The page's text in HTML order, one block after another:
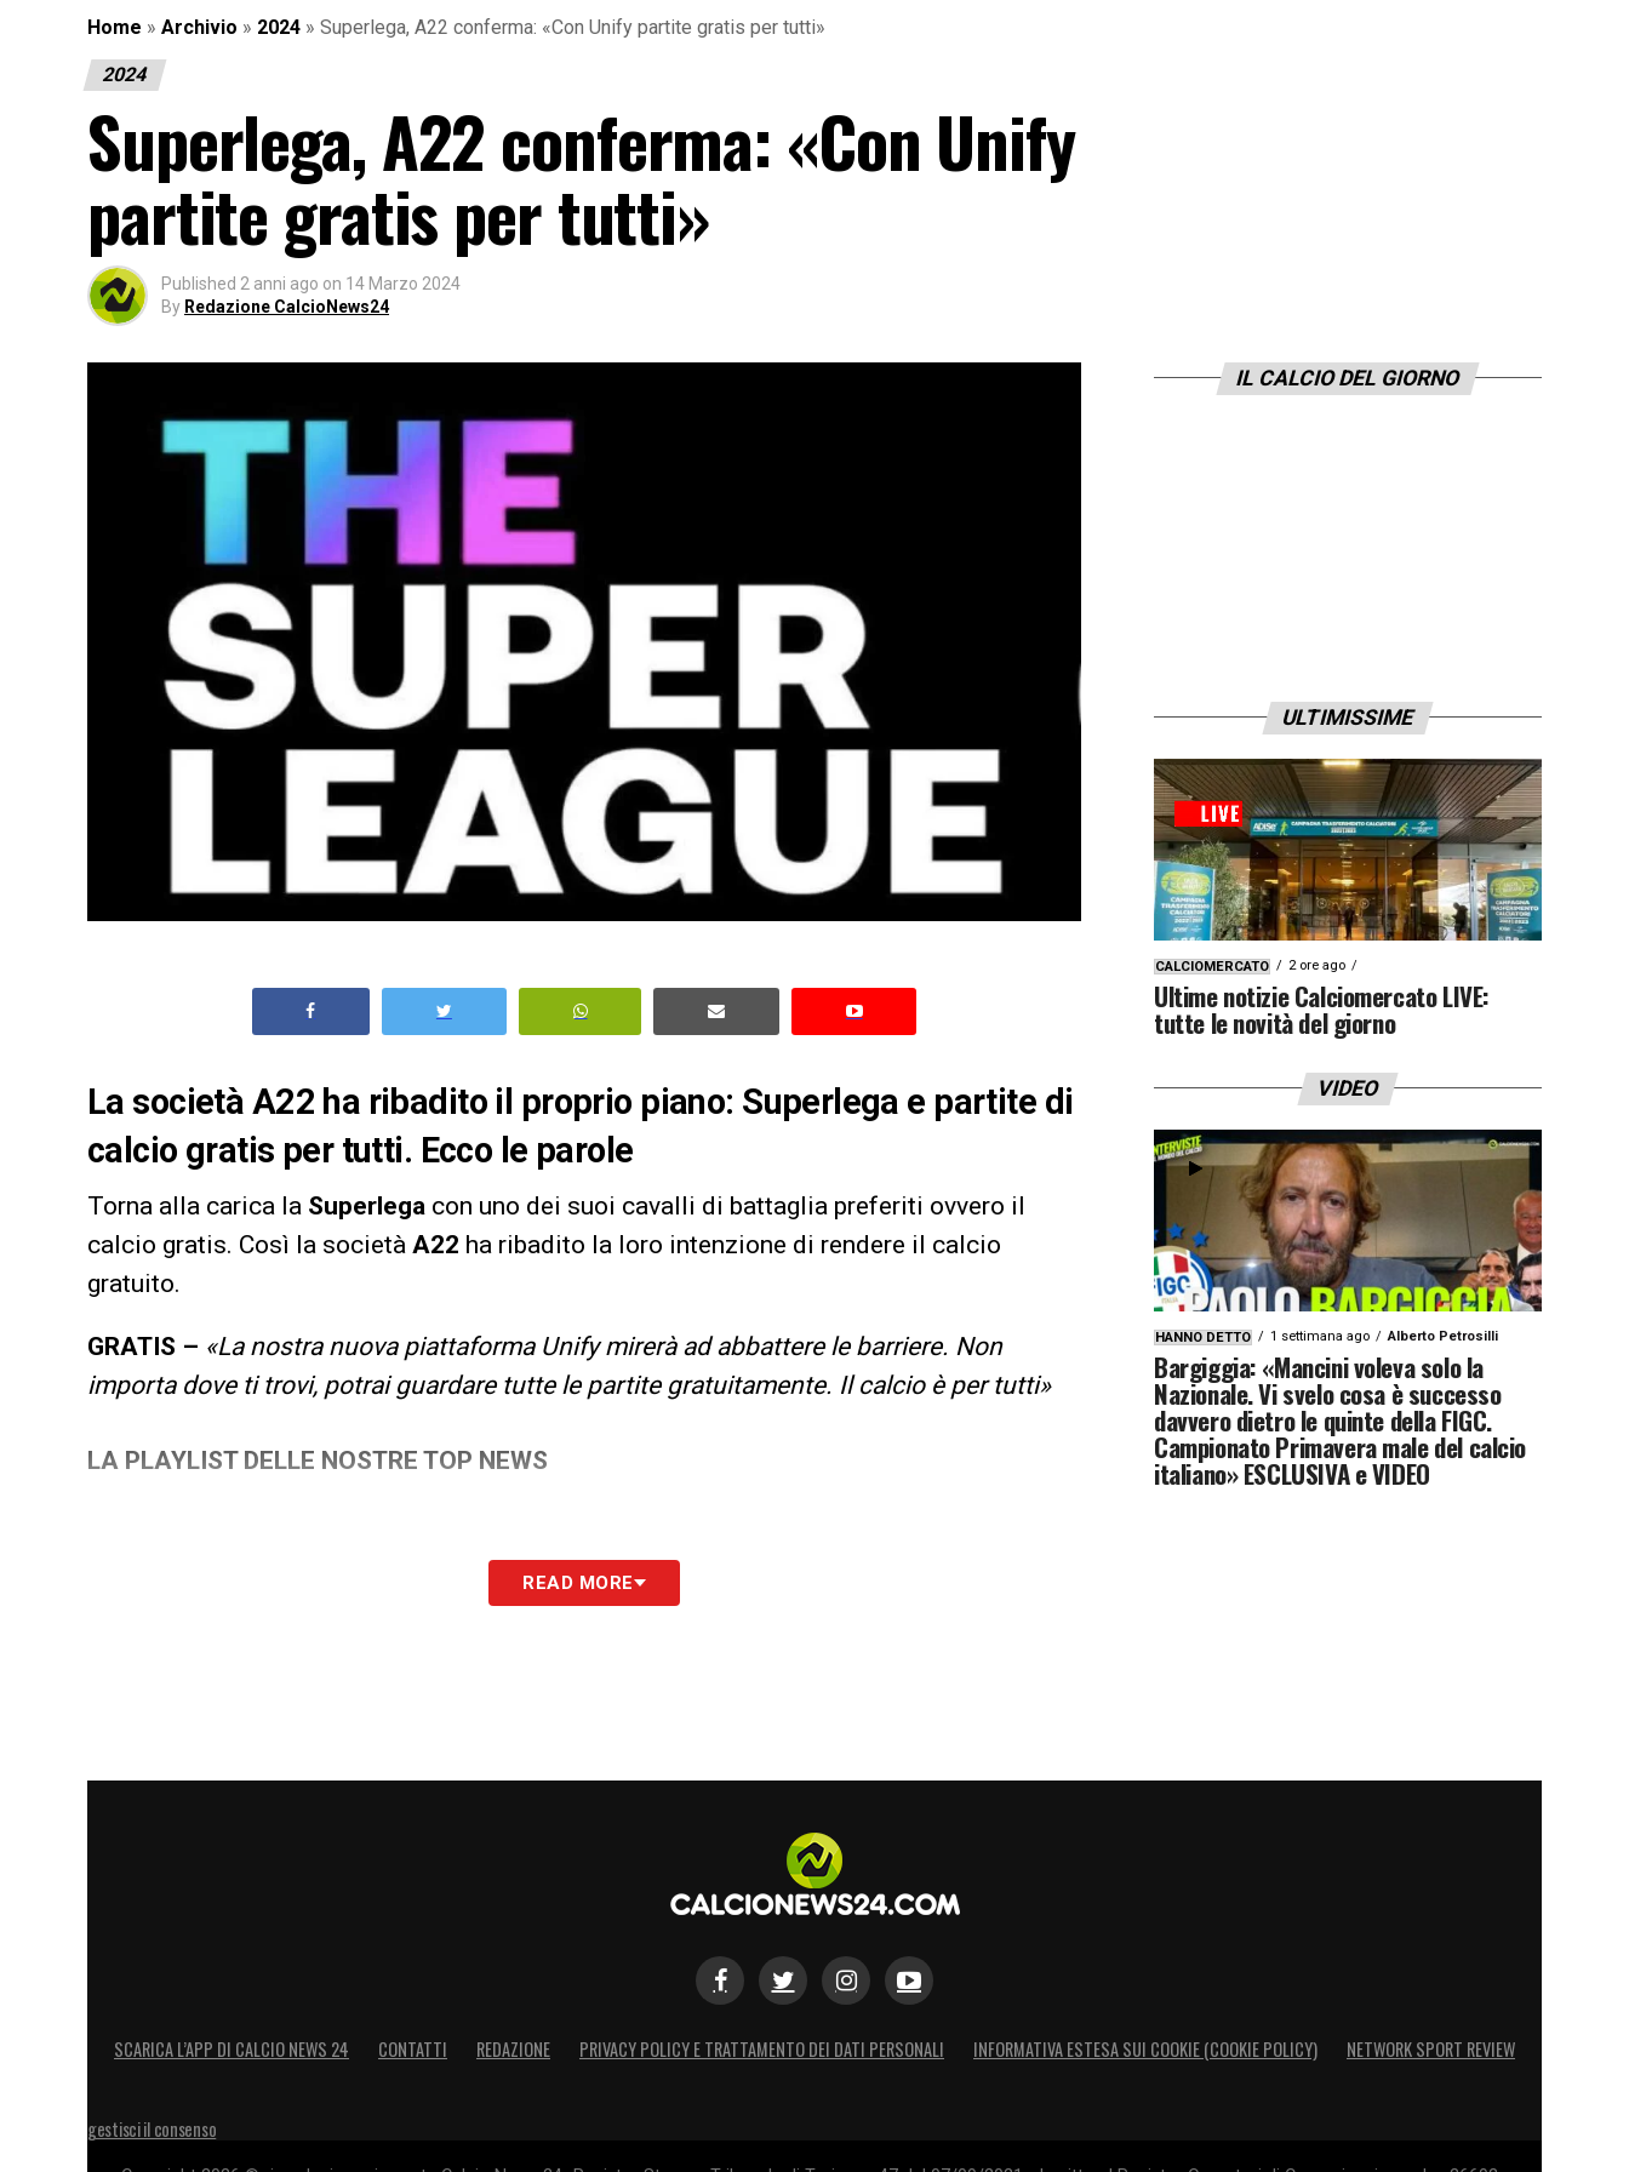
Home » Archivio » 2024 » Superlega, A22 conferma: «Con Unify partite gratis per tutti»
2024
Superlega, A22 conferma: «Con Unify
partite gratis per tutti»
Published 2 anni ago on 14 Marzo 2024
By Redazione CalcioNews24
La società A22 ha ribadito il proprio piano: Superlega e partite di
calcio gratis per tutti. Ecco le parole
Torna alla carica la Superlega con uno dei suoi cavalli di battaglia preferiti ovvero il
calcio gratis. Così la società A22 ha ribadito la loro intenzione di rendere il calcio
gratuito.
GRATIS – «La nostra nuova piattaforma Unify mirerà ad abbattere le barriere. Non
importa dove ti trovi, potrai guardare tutte le partite gratuitamente. Il calcio è per tutti»
LA PLAYLIST DELLE NOSTRE TOP NEWS
READ MORE
IL CALCIO DEL GIORNO
ULTIMISSIME
CALCIOMERCATO 2 ore ago
Ultime notizie Calciomercato LIVE:
tutte le novità del giorno
VIDEO
HANNO DETTO 1 settimana ago Alberto Petrosilli
Bargiggia: «Mancini voleva solo la
Nazionale. Vi svelo cosa è successo
davvero dietro le quinte della FIGC.
Campionato Primavera male del calcio
italiano» ESCLUSIVA e VIDEO
SCARICA L’APP DI CALCIO NEWS 24 CONTATTI REDAZIONE PRIVACY POLICY E TRATTAMENTO DEI DATI PERSONALI INFORMATIVA ESTESA SUI COOKIE (COOKIE POLICY) NETWORK SPORT REVIEW
gestisci il consenso